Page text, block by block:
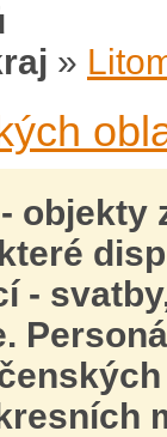
»
- objekty
-